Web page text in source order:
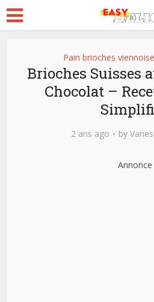
Pain brioches
Brioches Suisses
Chocolat –
2 ans ago by
Annonce